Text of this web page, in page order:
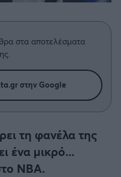
στα αποτελέσματα
στην Google
τη φανέλα της
ένα μικρό...
ΝΒΑ.